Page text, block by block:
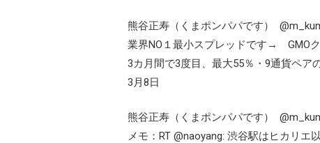
熊谷正寿（くまポンパパで
業界NO１最小スプレッドです→ GMO
3カ月間で3度目、最大55％・9通貨ペア
3月8日
熊谷正寿（くまポンパパで
メモ：RT @naoyang: 渋谷駅はヒカリ